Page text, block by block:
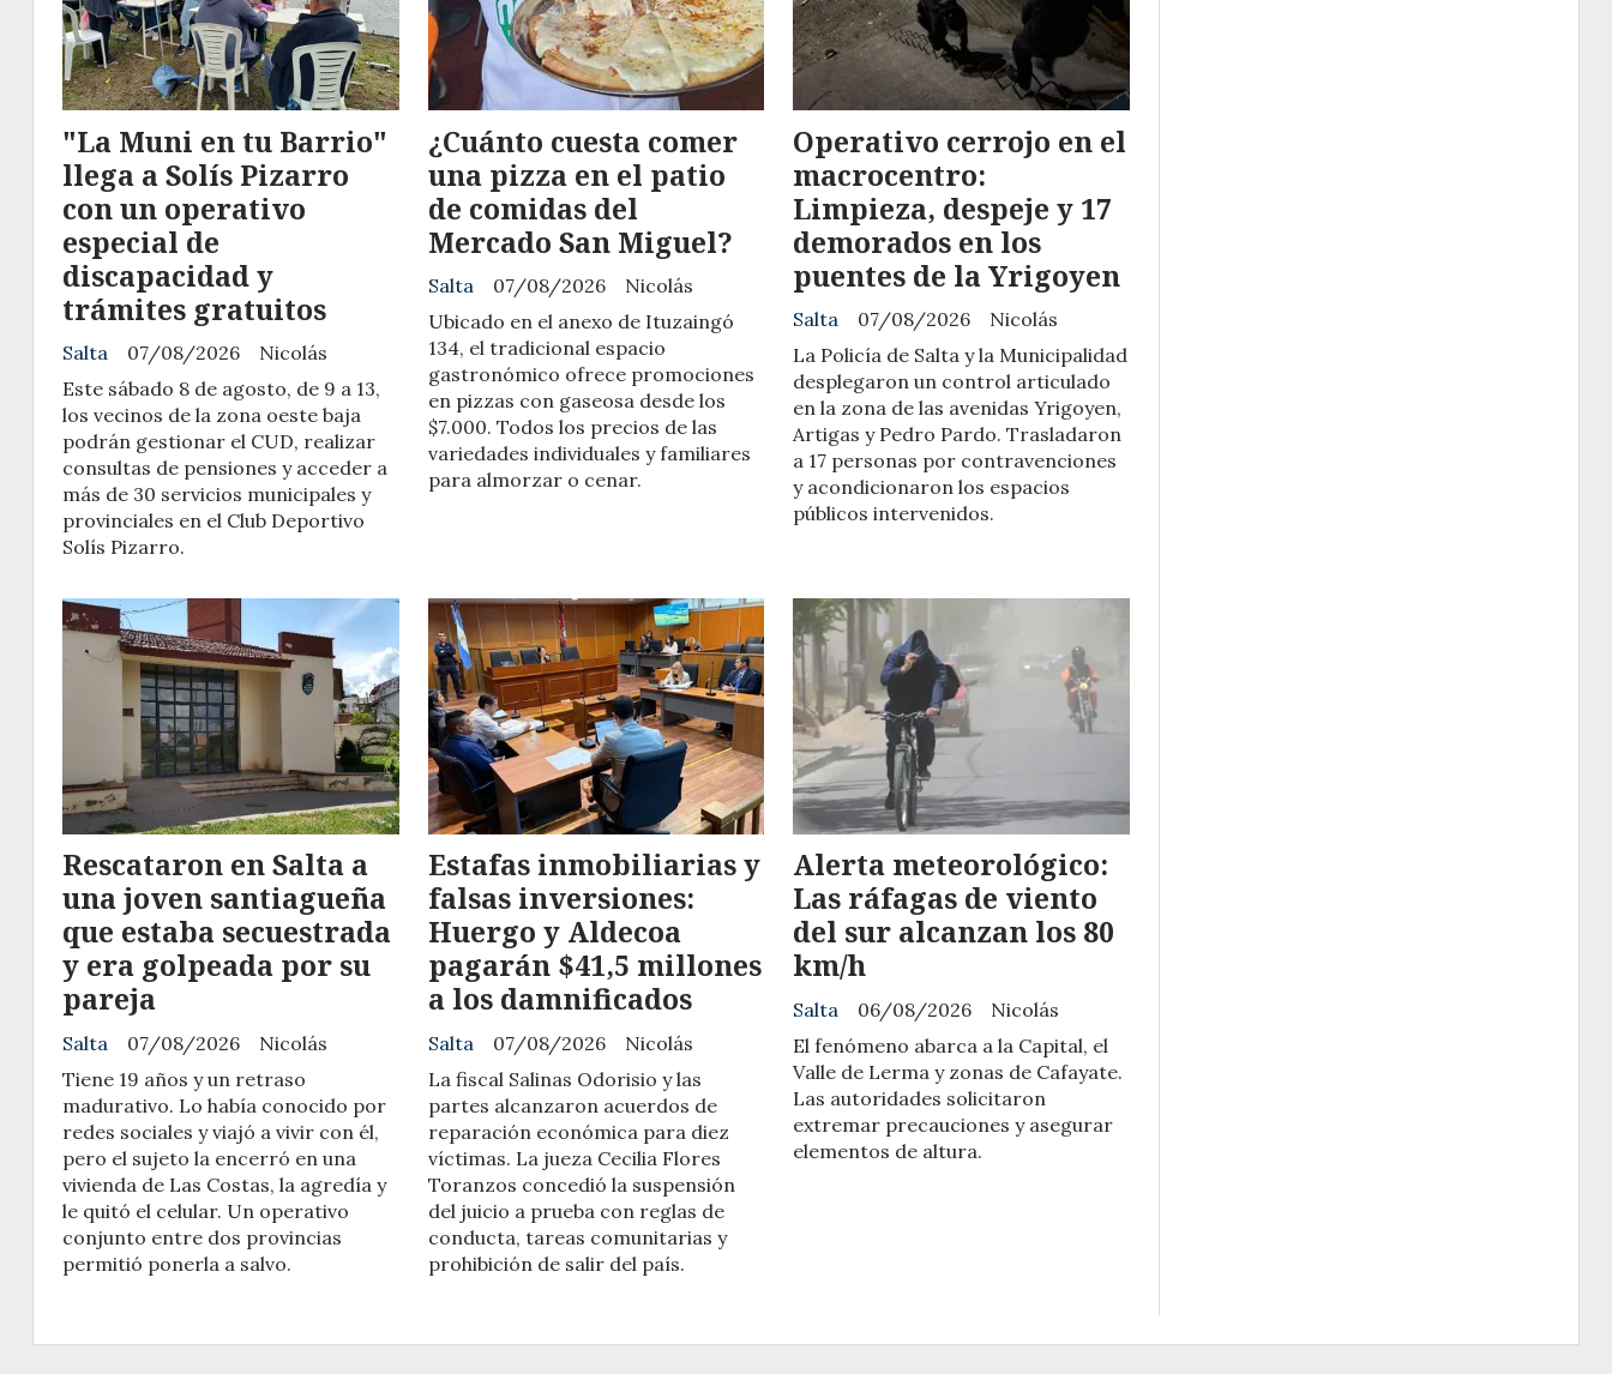
"La Muni en tu Barrio"
llega a Solís Pizarro
con un operativo
especial de
discapacidad y
trámites gratuitos
Nicolás
Salta
07/08/2026
Este sábado 8 de agosto, de 9 a 13,
los vecinos de la zona oeste baja
podrán gestionar el CUD, realizar
consultas de pensiones y acceder a
más de 30 servicios municipales y
provinciales en el Club Deportivo
Solís Pizarro.
¿Cuánto cuesta comer
una pizza en el patio
de comidas del
Mercado San Miguel?
Nicolás
Salta
07/08/2026
Ubicado en el anexo de Ituzaingó
134, el tradicional espacio
gastronómico ofrece promociones
en pizzas con gaseosa desde los
$7.000. Todos los precios de las
variedades individuales y familiares
para almorzar o cenar.
Operativo cerrojo en el
macrocentro:
Limpieza, despeje y 17
demorados en los
puentes de la Yrigoyen
Nicolás
Salta
07/08/2026
La Policía de Salta y la Municipalidad
desplegaron un control articulado
en la zona de las avenidas Yrigoyen,
Artigas y Pedro Pardo. Trasladaron
a 17 personas por contravenciones
y acondicionaron los espacios
públicos intervenidos.
Rescataron en Salta a
una joven santiagueña
que estaba secuestrada
y era golpeada por su
pareja
Nicolás
Salta
07/08/2026
Tiene 19 años y un retraso
madurativo. Lo había conocido por
redes sociales y viajó a vivir con él,
pero el sujeto la encerró en una
vivienda de Las Costas, la agredía y
le quitó el celular. Un operativo
conjunto entre dos provincias
permitió ponerla a salvo.
​Estafas inmobiliarias y
falsas inversiones:
Huergo y Aldecoa
pagarán $41,5 millones
a los damnificados
Nicolás
Salta
07/08/2026
La fiscal Salinas Odorisio y las
partes alcanzaron acuerdos de
reparación económica para diez
víctimas. La jueza Cecilia Flores
Toranzos concedió la suspensión
del juicio a prueba con reglas de
conducta, tareas comunitarias y
prohibición de salir del país.
Alerta meteorológico:
Las ráfagas de viento
del sur alcanzan los 80
km/h
Nicolás
Salta
06/08/2026
El fenómeno abarca a la Capital, el
Valle de Lerma y zonas de Cafayate.
Las autoridades solicitaron
extremar precauciones y asegurar
elementos de altura.